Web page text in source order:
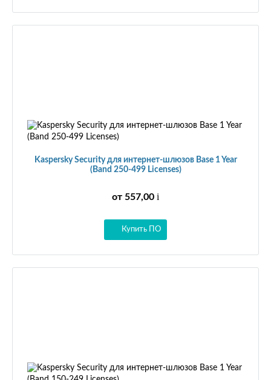
Kaspersky Security для интернет-шлюзов Base 1 Year
(Band 250-499 Licenses)
от 557,00 i
Купить ПО